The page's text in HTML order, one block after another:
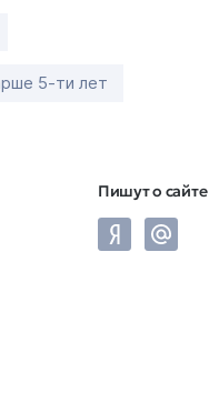
5-ти лет
Пишут о сайте